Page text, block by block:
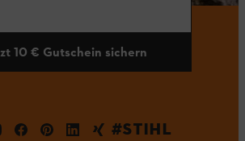
10 € Gutschein sichern
#STIHL